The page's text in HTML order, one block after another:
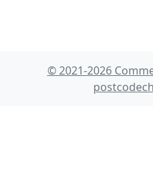
© 2021-2026